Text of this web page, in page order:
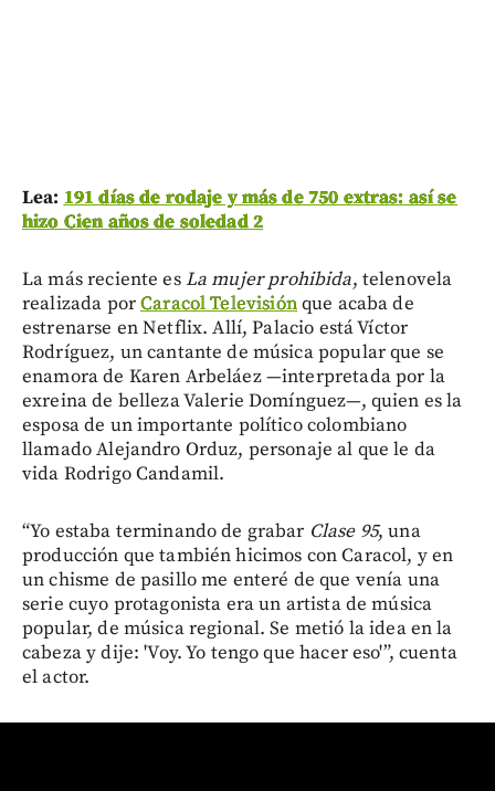
Lea: 191 días de rodaje y más de 750 extras: así se
hizo Cien años de soledad 2
La más reciente esLa mujer prohibida, telenovela
realizada porCaracol Televisiónque acaba de
estrenarse en Netflix. Allí, Palacio está Víctor
Rodríguez, un cantante de música popular que se
enamora de Karen Arbeláez —interpretada por la
exreina de belleza Valerie Domínguez—, quien es la
esposa de un importante político colombiano
llamado Alejandro Orduz, personaje al que le da
vida Rodrigo Candamil.
“Yo estaba terminando de grabar Clase 95, una
producción que también hicimos con Caracol, y en
un chisme de pasillo me enteré de que venía una
serie cuyo protagonista era un artista de música
popular, de música regional. Se metió la idea en la
cabeza y dije: 'Voy. Yo tengo que hacer eso'”, cuenta
el actor.